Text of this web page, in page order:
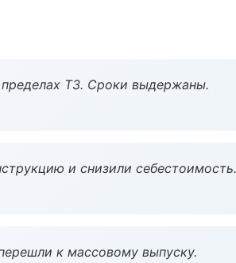
ТЗ. Сроки выдержаны.
и снизили себестоимость.
к массовому выпуску.